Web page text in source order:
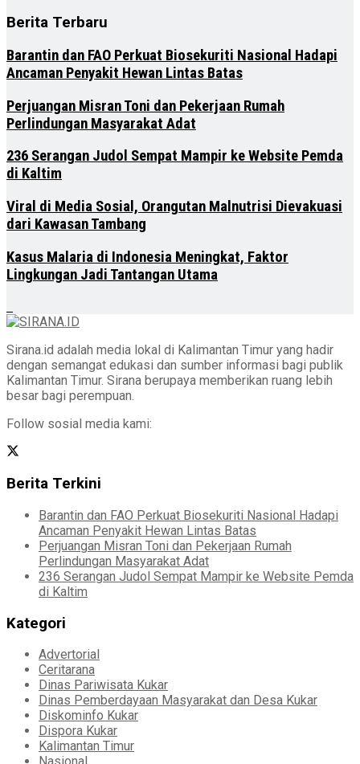
Berita Terbaru
Barantin dan FAO Perkuat Biosekuriti Nasional Hadapi
Ancaman Penyakit Hewan Lintas Batas
Perjuangan Misran Toni dan Pekerjaan Rumah
Perlindungan Masyarakat Adat
236 Serangan Judol Sempat Mampir ke Website Pemda
di Kaltim
Viral di Media Sosial, Orangutan Malnutrisi Dievakuasi
dari Kawasan Tambang
Kasus Malaria di Indonesia Meningkat, Faktor
Lingkungan Jadi Tantangan Utama
Sirana.id adalah media lokal di Kalimantan Timur yang hadir
dengan semangat edukasi dan sumber informasi bagi publik
Kalimantan Timur. Sirana berupaya memberikan ruang lebih
besar bagi perempuan.
Follow sosial media kami:
Berita Terkini
Barantin dan FAO Perkuat Biosekuriti Nasional Hadapi
Ancaman Penyakit Hewan Lintas Batas
Perjuangan Misran Toni dan Pekerjaan Rumah
Perlindungan Masyarakat Adat
236 Serangan Judol Sempat Mampir ke Website Pemda
di Kaltim
Kategori
Advertorial
Ceritarana
Dinas Pariwisata Kukar
Dinas Pemberdayaan Masyarakat dan Desa Kukar
Diskominfo Kukar
Dispora Kukar
Kalimantan Timur